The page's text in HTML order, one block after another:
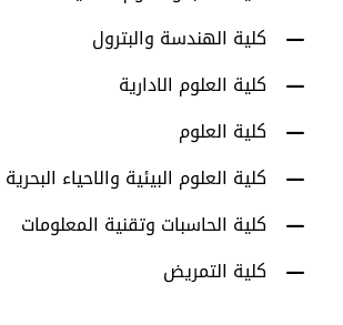
كلية الهندسة والبترول
كلية العلوم الادارية
كلية العلوم
كلية العلوم البيئية والاحياء البحرية
كلية الحاسبات وتقنية المعلومات
كلية التمريض